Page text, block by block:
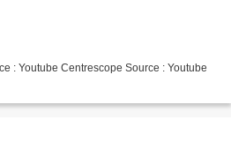
: Youtube Centrescope Source : Youtube